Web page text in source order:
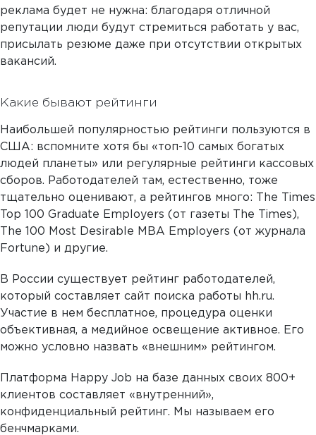
реклама будет не нужна: благодаря отличной
репутации люди будут стремиться работать у вас,
присылать резюме даже при отсутствии открытых
вакансий.
Какие бывают рейтинги
Наибольшей популярностью рейтинги пользуются в
США: вспомните хотя бы «топ-10 самых богатых
людей планеты» или регулярные рейтинги кассовых
сборов. Работодателей там, естественно, тоже
тщательно оценивают, а рейтингов много: The Times
Top 100 Graduate Employers (от газеты The Times),
The 100 Most Desirable MBA Employers (от журнала
Fortune) и другие.
В России существует рейтинг работодателей,
который составляет сайт поиска работы hh.ru.
Участие в нем бесплатное, процедура оценки
объективная, а медийное освещение активное. Его
можно условно назвать «внешним» рейтингом.
Платформа Happy Job на базе данных своих 800+
клиентов составляет «внутренний»,
конфиденциальный рейтинг. Мы называем его
бенчмарками.